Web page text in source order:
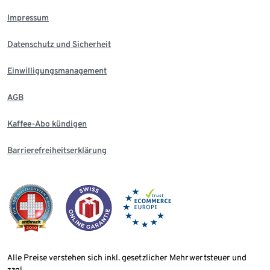
Impressum
Datenschutz und Sicherheit
Einwilligungsmanagement
AGB
Kaffee-Abo kündigen
Barrierefreiheitserklärung
Alle Preise verstehen sich inkl. gesetzlicher Mehrwertsteuer und